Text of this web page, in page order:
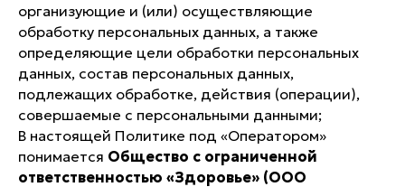
организующие и (или) осуществляющие
обработку персональных данных, а также
определяющие цели обработки персональных
данных, состав персональных данных,
подлежащих обработке, действия (операции),
совершаемые с персональными данными;
В настоящей Политике под «Оператором»
понимается Общество с ограниченной
ответственностью «Здоровье» (ООО